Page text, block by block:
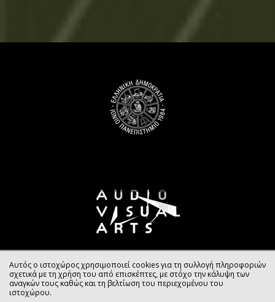
Αυτός ο ιστοχώρος χρησιμοποιεί cookies για τη συλλογή πληροφοριών
σχετικά με τη χρήση του από επισκέπτες, με στόχο την κάλυψη των
αναγκών τους καθώς και τη βελτίωση του περιεχομένου του
ιστοχώρου.